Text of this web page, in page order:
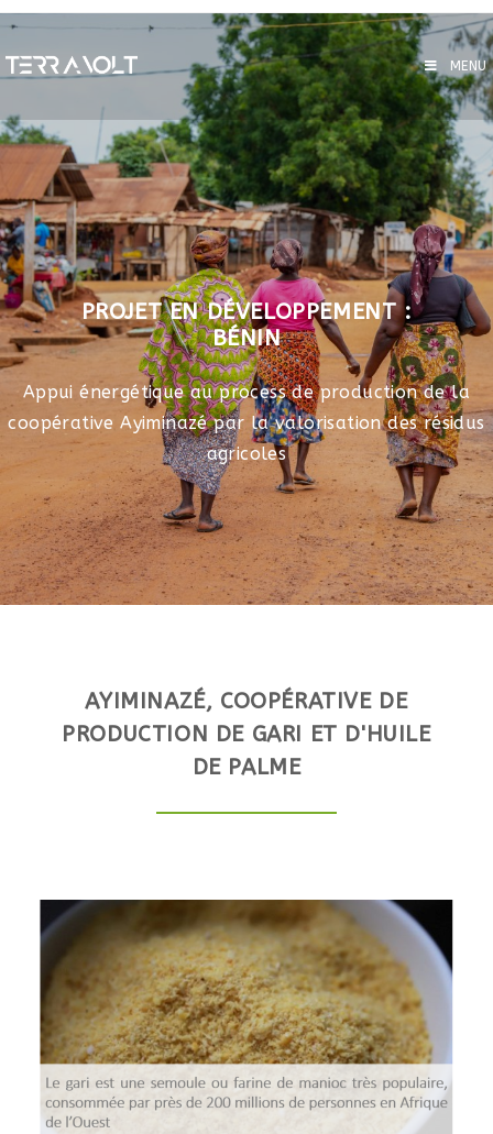
MENU
PROJET EN DÉVELOPPEMENT :
BÉNIN
Appui énergétique au process de production de la
coopérative Ayiminazé par la valorisation des résidus
agricoles
AYIMINAZÉ, COOPÉRATIVE DE
PRODUCTION DE GARI ET D'HUILE
DE PALME